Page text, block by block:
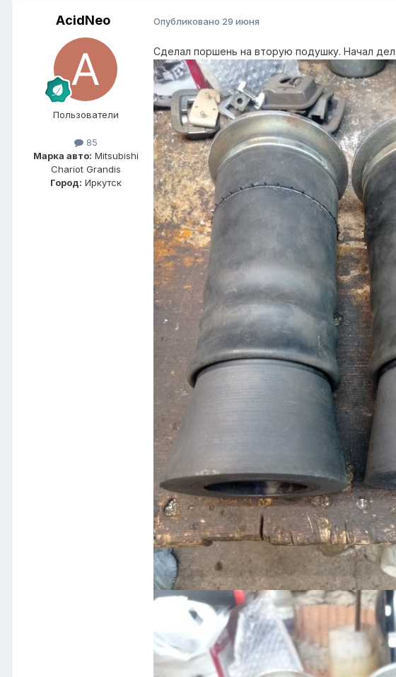
AcidNeo
Пользователи
85
Марка авто: Mitsubishi
Chariot Grandis
Город: Иркутск
Опубликовано 29 июня
Сделал поршень на вторую подушку. Начал